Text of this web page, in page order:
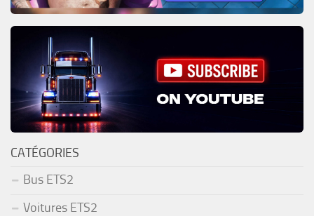
CATÉGORIES
Bus ETS2
Voitures ETS2